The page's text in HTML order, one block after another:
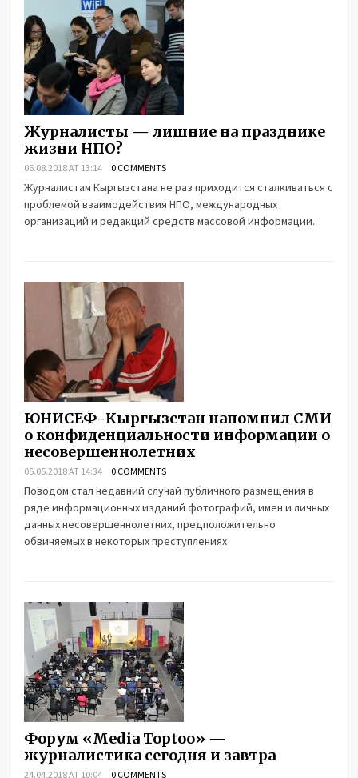
Журналисты — лишние на празднике
жизни НПО?
06.08.2018 AT 13:14 0 COMMENTS
Журналистам Кыргызстана не раз приходится сталкиваться с
проблемой взаимодействия НПО, международных
организаций и редакций средств массовой информации.
ЮНИСЕФ-Кыргызстан напомнил СМИ
о конфиденциальности информации о
несовершеннолетних
05.05.2018 AT 14:34 0 COMMENTS
Поводом стал недавний случай публичного размещения в
ряде информационных изданий фотографий, имен и личных
данных несовершеннолетних, предположительно
обвиняемых в некоторых преступлениях
Форум «Media Toptoo» —
журналистика сегодня и завтра
24.04.2018 AT 10:04 0 COMMENTS